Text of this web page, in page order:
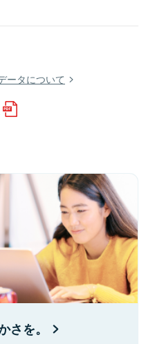
ータについて
さを。